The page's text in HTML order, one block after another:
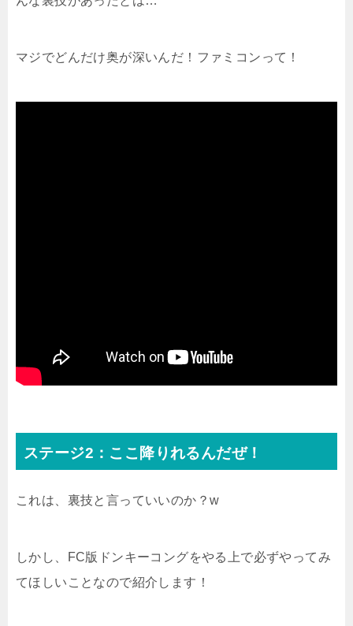
マジでどんだけ奥が深いんだ！ファミコンって！
ステージ2：ここ降りれるんだぜ！
これは、裏技と言っていいのか？w
しかし、FC版ドンキーコングをやる上で必ずやってみ
てほしいことなので紹介します！